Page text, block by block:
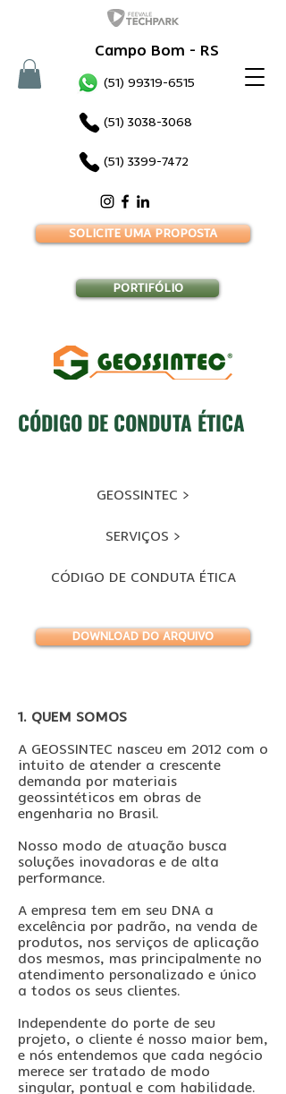
Campo Bom - RS
(51) 99319-6515
(51) 3038-3068
(51) 3399-7472
SOLICITE UMA PROPOSTA
PORTIFÓLIO
CÓDIGO DE CONDUTA ÉTICA
GEOSSINTEC >
SERVIÇOS >
CÓDIGO DE CONDUTA ÉTICA
DOWNLOAD DO ARQUIVO
1. QUEM SOMOS
A GEOSSINTEC nasceu em 2012 com o
intuito de atender a crescente
demanda por materiais
geossintéticos em obras de
engenharia no Brasil.
Nosso modo de atuação busca
soluções inovadoras e de alta
performance.
A empresa tem em seu DNA a
excelência por padrão, na venda de
produtos, nos serviços de aplicação
dos mesmos, mas principalmente no
atendimento personalizado e único
a todos os seus clientes.
Independente do porte de seu
projeto, o cliente é nosso maior bem,
e nós entendemos que cada negócio
merece ser tratado de modo
singular, pontual e com habilidade.